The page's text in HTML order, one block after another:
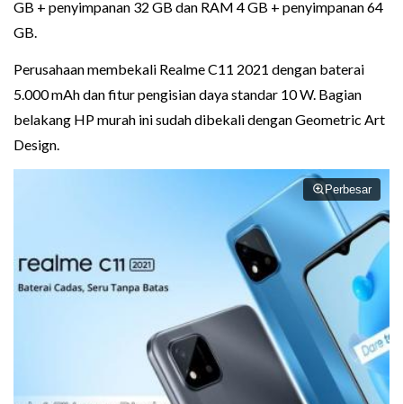
GB + penyimpanan 32 GB dan RAM 4 GB + penyimpanan 64
GB.
Perusahaan membekali Realme C11 2021 dengan baterai
5.000 mAh dan fitur pengisian daya standar 10 W. Bagian
belakang HP murah ini sudah dibekali dengan Geometric Art
Design.
Perbesar